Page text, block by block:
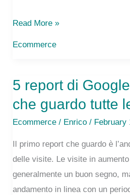
Twitter:
it’s
important
and
how
to
use
Read More »
Ecommerce
5 report di
che guardo tutte
Ecommerce / Enrico/ February
Il primo report che guardo è
delle visite. Le visite in
generalmente un buon segno,
andamento in linea con un